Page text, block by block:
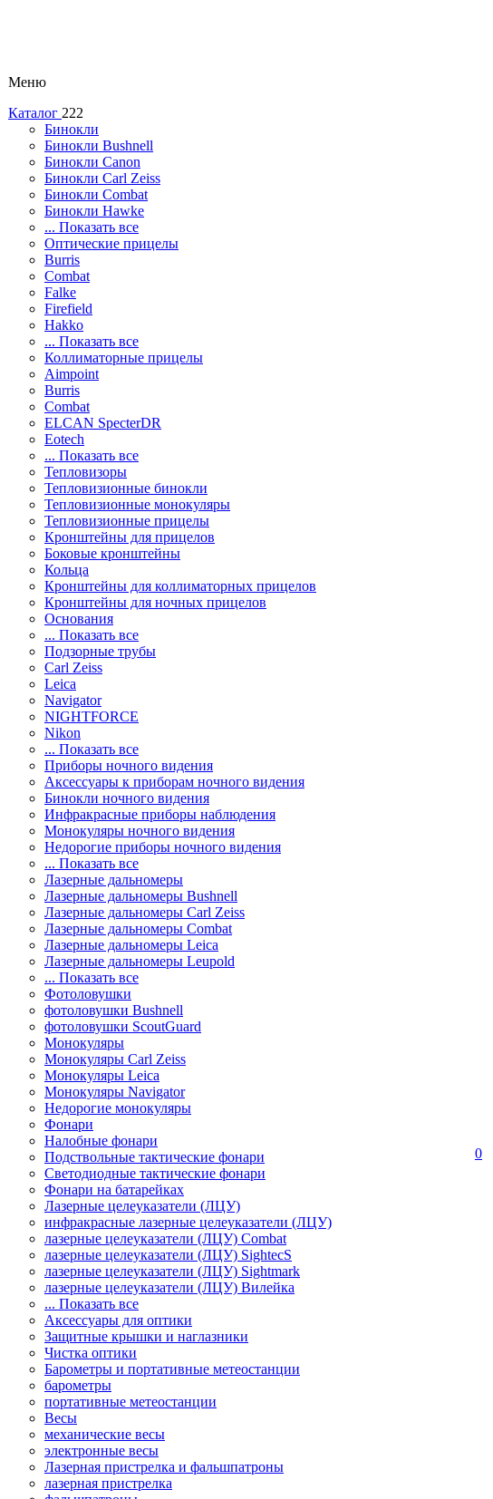
Меню
Каталог 222
Бинокли
Бинокли Bushnell
Бинокли Canon
Бинокли Carl Zeiss
Бинокли Combat
Бинокли Hawke
... Показать все
Оптические прицелы
Burris
Combat
Falke
Firefield
Hakko
... Показать все
Коллиматорные прицелы
Aimpoint
Burris
Combat
ELCAN SpecterDR
Eotech
... Показать все
Тепловизоры
Тепловизионные бинокли
Тепловизионные монокуляры
Тепловизионные прицелы
Кронштейны для прицелов
Боковые кронштейны
Кольца
Кронштейны для коллиматорных прицелов
Кронштейны для ночных прицелов
Основания
... Показать все
Подзорные трубы
Carl Zeiss
Leica
Navigator
NIGHTFORCE
Nikon
... Показать все
Приборы ночного видения
Аксессуары к приборам ночного видения
Бинокли ночного видения
Инфракрасные приборы наблюдения
Монокуляры ночного видения
Недорогие приборы ночного видения
... Показать все
Лазерные дальномеры
Лазерные дальномеры Bushnell
Лазерные дальномеры Carl Zeiss
Лазерные дальномеры Combat
Лазерные дальномеры Leica
Лазерные дальномеры Leupold
... Показать все
Фотоловушки
фотоловушки Bushnell
фотоловушки ScoutGuard
Монокуляры
Монокуляры Carl Zeiss
Монокуляры Leica
Монокуляры Navigator
Недорогие монокуляры
Фонари
Налобные фонари
Подствольные тактические фонари
Светодиодные тактические фонари
Фонари на батарейках
Лазерные целеуказатели (ЛЦУ)
инфракрасные лазерные целеуказатели (ЛЦУ)
лазерные целеуказатели (ЛЦУ) Combat
лазерные целеуказатели (ЛЦУ) SightecS
лазерные целеуказатели (ЛЦУ) Sightmark
лазерные целеуказатели (ЛЦУ) Вилейка
... Показать все
Аксессуары для оптики
Защитные крышки и наглазники
Чистка оптики
Барометры и портативные метеостанции
барометры
портативные метеостанции
Весы
механические весы
электронные весы
Лазерная пристрелка и фальшпатроны
лазерная пристрелка
0